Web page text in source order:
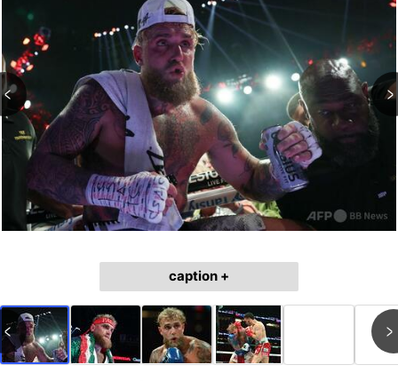
caption +